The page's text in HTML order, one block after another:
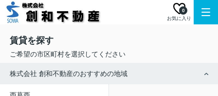
お気に入り
0
賃貸を探す
ご希望の市区町村を選択してください
株式会社 創和不動産のおすすめの地域